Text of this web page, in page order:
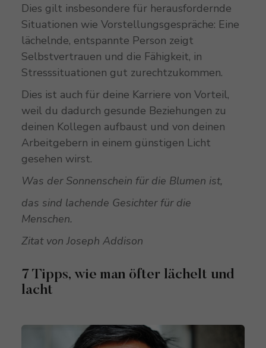
Dies gilt insbesondere für herausfordernde
Situationen wie Vorstellungsgespräche: Eine
lächelnde, entspannte Person zeigt
Selbstvertrauen und die Fähigkeit, in
Stresssituationen gut zurechtzukommen.
Dies ist auch für deine Karriere von Vorteil,
weil du dadurch gesunde Beziehungen zu
deinen Kollegen aufbaust und von deinen
Arbeitgebern in einem günstigen Licht
gesehen wirst.
Was der Sonnenschein für die Blumen ist,
das sind lachende Gesichter für die
Menschen.
Zitat von Joseph Addison
7 Tipps, wie man öfter lächelt und
lacht